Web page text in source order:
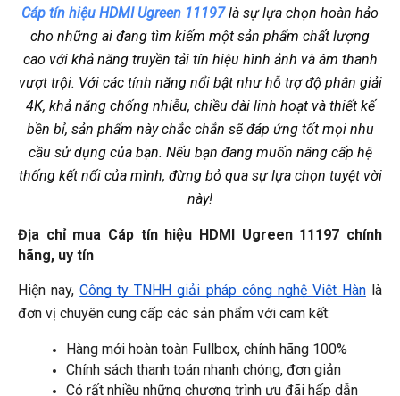
Cáp tín hiệu HDMI Ugreen 11197là sự lựa chọn hoàn hảo
cho những ai đang tìm kiếm một sản phẩm chất lượng
cao với khả năng truyền tải tín hiệu hình ảnh và âm thanh
vượt trội. Với các tính năng nổi bật như hỗ trợ độ phân giải
4K, khả năng chống nhiễu, chiều dài linh hoạt và thiết kế
bền bỉ, sản phẩm này chắc chắn sẽ đáp ứng tốt mọi nhu
cầu sử dụng của bạn. Nếu bạn đang muốn nâng cấp hệ
thống kết nối của mình, đừng bỏ qua sự lựa chọn tuyệt vời
này!
Địa chỉ mua Cáp tín hiệu HDMI Ugreen 11197 chính
hãng, uy tín
Hiện nay, Công ty TNHH giải pháp công nghệ Việt Hàn là
đơn vị chuyên cung cấp các sản phẩm với cam kết:
Hàng mới hoàn toàn Fullbox, chính hãng 100%
Chính sách thanh toán nhanh chóng, đơn giản
Có rất nhiều những chương trình ưu đãi hấp dẫn